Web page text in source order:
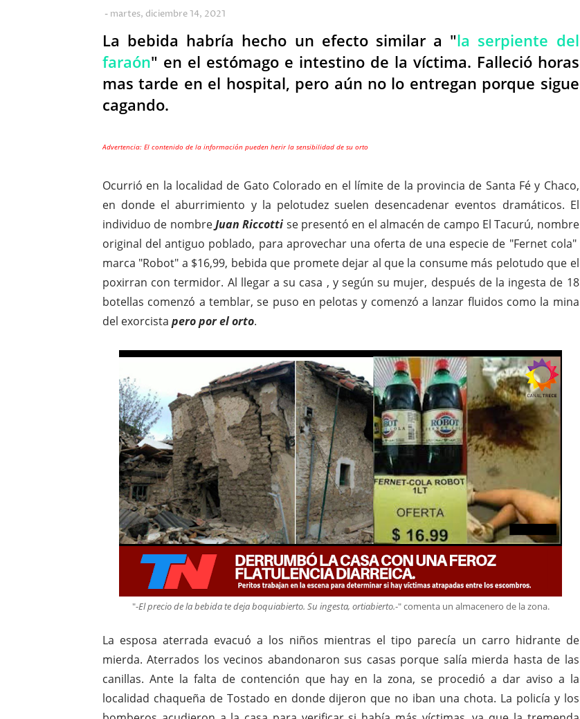
martes, diciembre 14, 2021
La bebida habría hecho un efecto similar a "la serpiente del
faraón" en el estómago e intestino de la víctima. Falleció horas
mas tarde en el hospital, pero aún no lo entregan porque sigue
cagando.
Advertencia: El contenido de la información pueden herir la sensibilidad de su orto
Ocurrió en la localidad de Gato Colorado en el límite de la provincia de Santa Fé y Chaco,
en donde el aburrimiento y la pelotudez suelen desencadenar eventos dramáticos. El
individuo de nombreJuan Riccotti se presentó en el almacén de campo El Tacurú, nombre
original del antiguo poblado, para aprovechar una oferta de una especie de "Fernet cola"
marca "Robot" a $16,99, bebida que promete dejar al que la consume más pelotudo que el
poxirran con termidor. Al llegar a su casa , y según su mujer, después de la ingesta de 18
botellas comenzó a temblar, se puso en pelotas y comenzó a lanzar fluidos como la mina
del exorcista pero por el orto.
"-El precio de la bebida te deja boquiabierto. Su ingesta, ortiabierto.-" comenta un almacenero de la zona.
La esposa aterrada evacuó a los niños mientras el tipo parecía un carro hidrante de
mierda. Aterrados los vecinos abandonaron sus casas porque salía mierda hasta de las
canillas. Ante la falta de contención que hay en la zona, se procedió a dar aviso a la
localidad chaqueña de Tostado en donde dijeron que no iban una chota. La policía y los